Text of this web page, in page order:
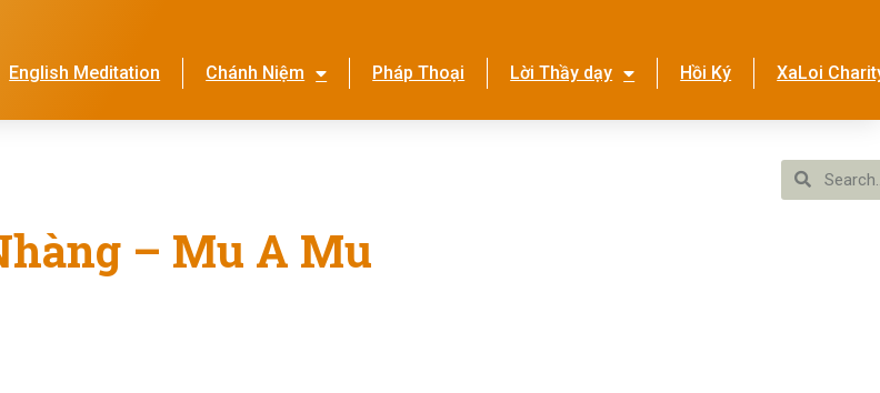
English Meditation Chánh Niệm Pháp Thoại Lời Thầy dạy Hồi Ký XaLoi
– Mu A Mu